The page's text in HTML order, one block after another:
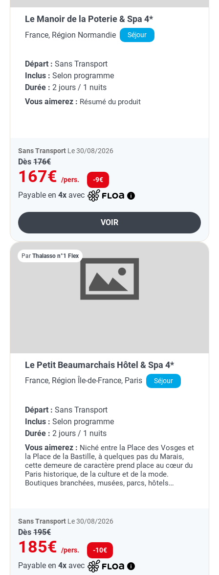
Le Manoir de la Poterie & Spa 4*
France, Région Normandie Séjour
Départ : Sans Transport
Inclus : Selon programme
Durée : 2 jours / 1 nuits
Vous aimerez : Résumé du produit
Sans Transport Le 30/08/2026
Dès 176€
167€ /pers. -9€
Payable en 4x avec
VOIR
Par Thalasso n°1 Flex
Le Petit Beaumarchais Hôtel & Spa 4*
France, Région Île-de-France, Paris Séjour
Départ : Sans Transport
Inclus : Selon programme
Durée : 2 jours / 1 nuits
Vous aimerez : Niché entre la Place des Vosges et
la Place de la Bastille, à quelques pas du Marais,
cette demeure de caractère prend place au cœur du
Paris historique, de la culture et de la mode.
Boutiques branchées, musées, parcs, hôtels
Sans Transport Le 30/08/2026
Dès 195€
185€ /pers. -10€
Payable en 4x avec